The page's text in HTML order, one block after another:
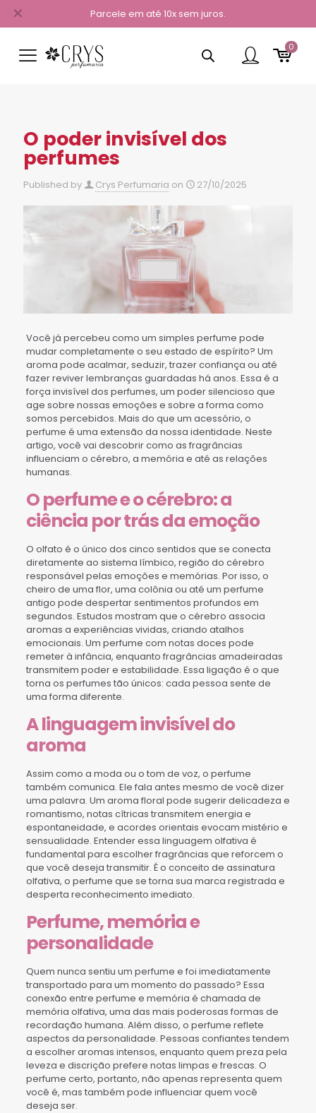
Parcele em até 10x sem juros.
✕
0
O poder invisível dos
perfumes
Published by Crys Perfumaria on 27/10/2025
Você já percebeu como um simples perfume pode
mudar completamente o seu estado de espírito? Um
aroma pode acalmar, seduzir, trazer confiança ou até
fazer reviver lembranças guardadas há anos. Essa é a
força invisível dos perfumes, um poder silencioso que
age sobre nossas emoções e sobre a forma como
somos percebidos. Mais do que um acessório, o
perfume é uma extensão da nossa identidade. Neste
artigo, você vai descobrir como as fragrâncias
influenciam o cérebro, a memória e até as relações
humanas.
O perfume e o cérebro: a
ciência por trás da emoção
O olfato é o único dos cinco sentidos que se conecta
diretamente ao sistema límbico, região do cérebro
responsável pelas emoções e memórias. Por isso, o
cheiro de uma flor, uma colônia ou até um perfume
antigo pode despertar sentimentos profundos em
segundos. Estudos mostram que o cérebro associa
aromas a experiências vividas, criando atalhos
emocionais. Um perfume com notas doces pode
remeter à infância, enquanto fragrâncias amadeiradas
transmitem poder e estabilidade. Essa ligação é o que
torna os perfumes tão únicos: cada pessoa sente de
uma forma diferente.
A linguagem invisível do
aroma
Assim como a moda ou o tom de voz, o perfume
também comunica. Ele fala antes mesmo de você dizer
uma palavra. Um aroma floral pode sugerir delicadeza e
romantismo, notas cítricas transmitem energia e
espontaneidade, e acordes orientais evocam mistério e
sensualidade. Entender essa linguagem olfativa é
fundamental para escolher fragrâncias que reforcem o
que você deseja transmitir. É o conceito de assinatura
olfativa, o perfume que se torna sua marca registrada e
desperta reconhecimento imediato.
Perfume, memória e
personalidade
Quem nunca sentiu um perfume e foi imediatamente
transportado para um momento do passado? Essa
conexão entre perfume e memória é chamada de
memória olfativa, uma das mais poderosas formas de
recordação humana. Além disso, o perfume reflete
aspectos da personalidade. Pessoas confiantes tendem
a escolher aromas intensos, enquanto quem preza pela
leveza e discrição prefere notas limpas e frescas. O
perfume certo, portanto, não apenas representa quem
você é, mas também pode influenciar quem você
deseja ser.